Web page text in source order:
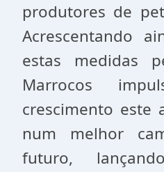
produtores de
Acrescentando
estas medidas
Marrocos
crescimento este
num melhor
futuro,